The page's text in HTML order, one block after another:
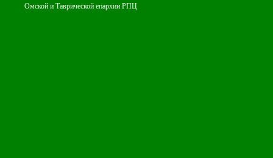
Омской и Таврической епархии РПЦ